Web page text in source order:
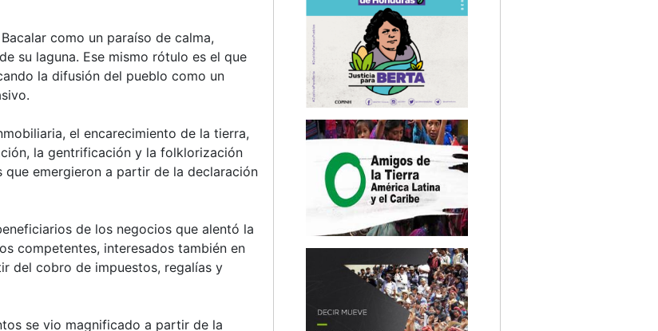
como un paraíso de calma,
su laguna. Ese mismo rótulo es el que
la difusión del pueblo como un
el encarecimiento de la tierra,
la gentrificación y la folklorización
emergieron a partir de la declaración
de los negocios que alentó la
competentes, interesados también en
del cobro de impuestos, regalías y
se vio magnificado a partir de la